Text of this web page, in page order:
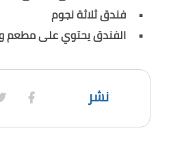
فندق ثلاثة نجوم
الفندق يحتوي على مطعم
نشر